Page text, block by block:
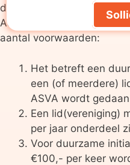
duurzame initiatieven. Als
ASVA, kun je hier
aantal voorwaarden:
Het betreft een
een (of meerdere)
ASVA wordt
Een lid(vereniging)
per jaar onderdeel
Voor duurzame
€100,- per keer